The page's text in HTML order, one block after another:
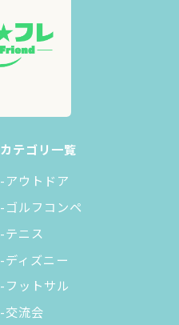
カテゴリ一覧
-アウトドア
-ゴルフコンペ
-テニス
-ディズニー
-フットサル
-交流会